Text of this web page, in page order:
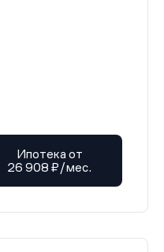
Ипотека от
26 908 ₽/мес.